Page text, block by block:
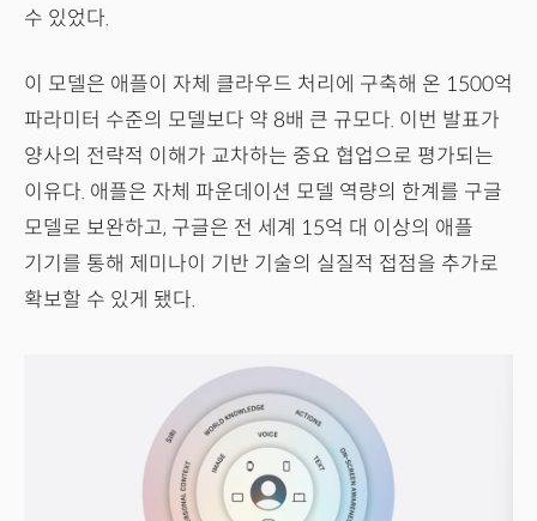
수 있었다.
이 모델은 애플이 자체 클라우드 처리에 구축해 온 1500억
파라미터 수준의 모델보다 약 8배 큰 규모다. 이번 발표가
양사의 전략적 이해가 교차하는 중요 협업으로 평가되는
이유다. 애플은 자체 파운데이션 모델 역량의 한계를 구글
모델로 보완하고, 구글은 전 세계 15억 대 이상의 애플
기기를 통해 제미나이 기반 기술의 실질적 접점을 추가로
확보할 수 있게 됐다.